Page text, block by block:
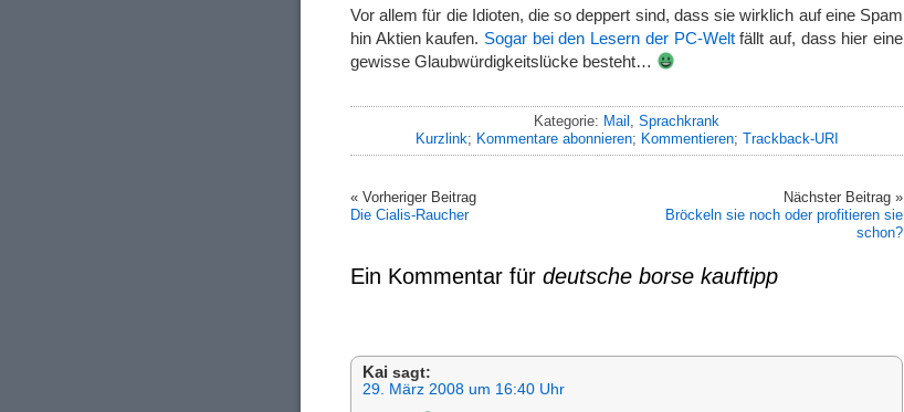
Vor allem für die Idioten, die so deppert sind, dass sie wirklich auf eine Spam
hin Aktien kaufen. Sogar bei den Lesern der PC-Weltfällt auf, dass hier eine
gewisse Glaubwürdigkeitslücke besteht…
Kategorie: Mail , Sprachkrank
Kurzlink; Kommentare abonnieren; Kommentieren; Trackback-URI
« Vorheriger Beitrag
Die Cialis-Raucher
Nächster Beitrag »
Bröckeln sie noch oder profitieren sie
schon?
Ein Kommentar für deutsche borse kauftipp
Kai sagt:
29. März 2008 um 16:40 Uhr